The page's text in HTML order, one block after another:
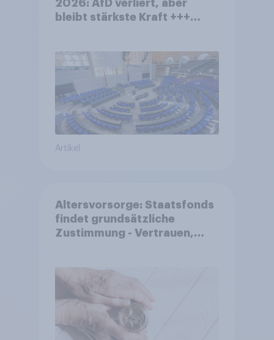
2026: AfD verliert, aber
bleibt stärkste Kraft +++
Artikel
Altersvorsorge: Staatsfonds
findet grundsätzliche
Zustimmung - Vertrauen,
Akzeptanz